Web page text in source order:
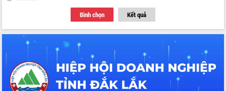
Bình chọn Kết quả